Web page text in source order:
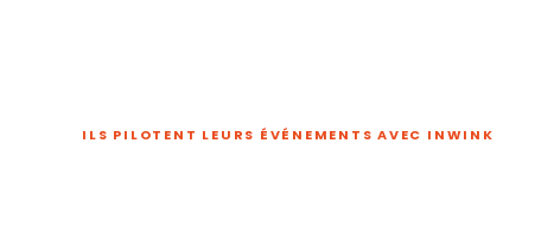
ILS PILOTENT LEURS ÉVÉNEMENTS AVEC INWINK